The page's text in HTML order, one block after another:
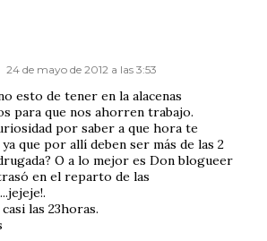
24 de mayo de 2012 a las 3:53
esto de tener en la alacenas
para que nos ahorren trabajo.
por saber a que hora te
ya que por allí deben ser más de las 2
O a lo mejor es Don blogueer
en el reparto de las
las 23horas.